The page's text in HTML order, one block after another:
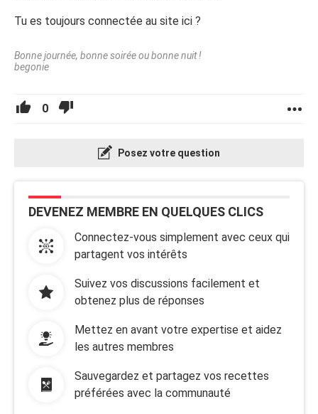
Tu es toujours connectée au site ici ?
Bonne journée, bonne soirée ou bonne nuit !
begonie
0
Posez votre question
DEVENEZ MEMBRE EN QUELQUES CLICS
Connectez-vous simplement avec ceux qui
partagent vos intérêts
Suivez vos discussions facilement et
obtenez plus de réponses
Mettez en avant votre expertise et aidez
les autres membres
Sauvegardez et partagez vos recettes
préférées avec la communauté